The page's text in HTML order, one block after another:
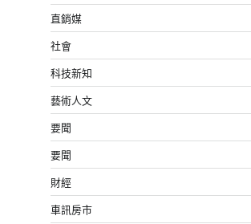
直銷媒
社會
科技新知
藝術人文
要聞
要聞
財經
車訊房市